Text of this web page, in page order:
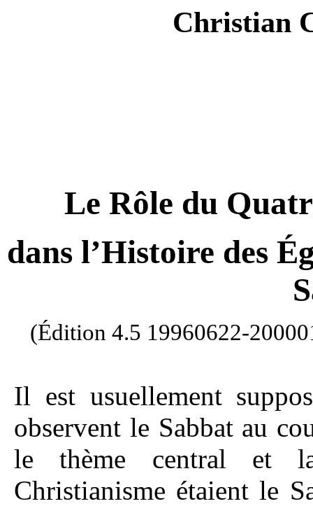
Christian
Le Rôle du
dans l’Histoire des
(Édition 4.5 19960622-
Il est usuellement
observent le Sabbat au
le thème central et
Christianisme étaient le